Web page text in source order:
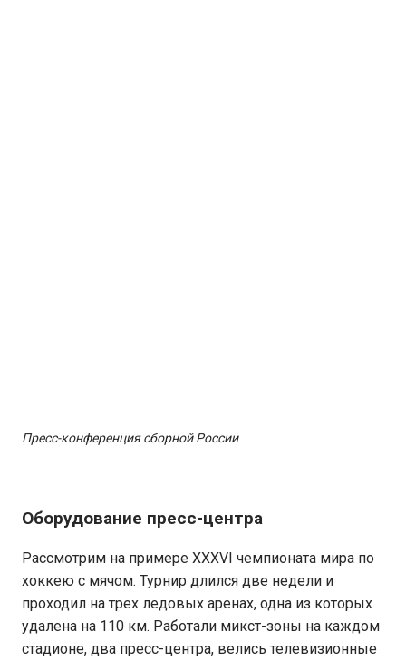
Пресс-конференция сборной России
Оборудование пресс-центра
Рассмотрим на примере XXXVI чемпионата мира по
хоккею с мячом. Турнир длился две недели и
проходил на трех ледовых аренах, одна из которых
удалена на 110 км. Работали микст-зоны на каждом
стадионе, два пресс-центра, велись телевизионные